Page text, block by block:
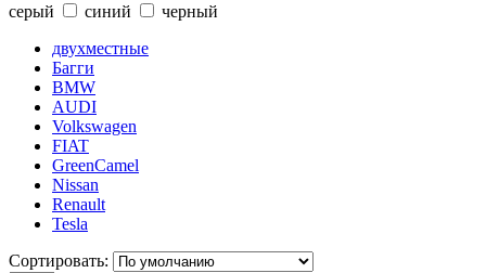
серый
синий
черный
двухместные
Багги
BMW
AUDI
Volkswagen
FIAT
GreenCamel
Nissan
Renault
Tesla
Сортировать: